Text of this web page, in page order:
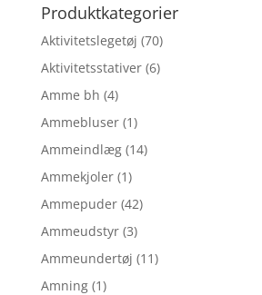
Produktkategorier
Aktivitetslegetøj (70)
Aktivitetsstativer (6)
Amme bh (4)
Ammebluser (1)
Ammeindlæg (14)
Ammekjoler (1)
Ammepuder (42)
Ammeudstyr (3)
Ammeundertøj (11)
Amning (1)